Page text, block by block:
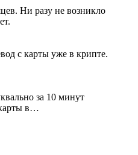
Ни разу не возникло
с карты уже в крипте.
за 10 минут
в…